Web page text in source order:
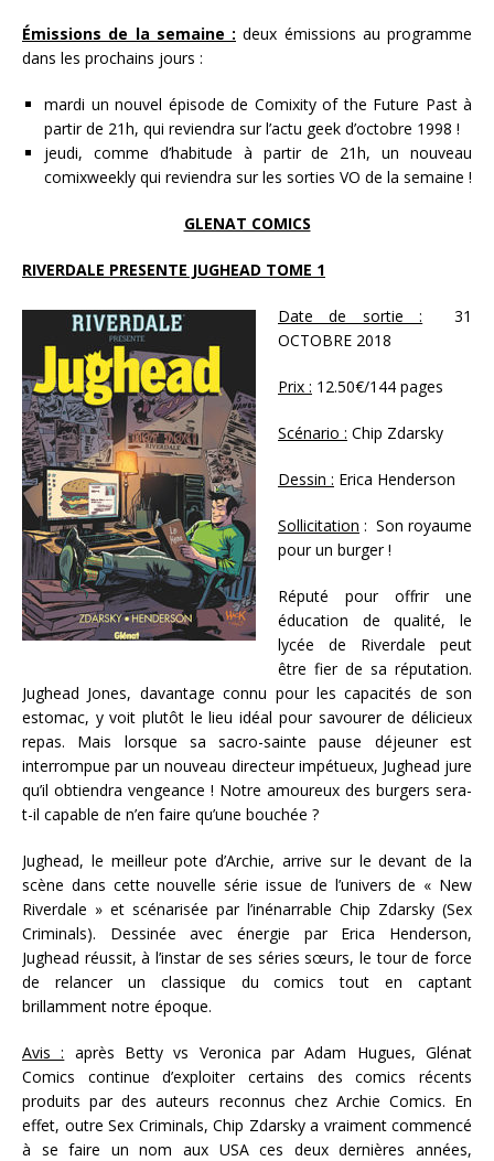
Émissions de la semaine : deux émissions au programme
dans les prochains jours :
mardi un nouvel épisode de Comixity of the Future Past à
partir de 21h, qui reviendra sur l’actu geek d’octobre 1998 !
jeudi, comme d’habitude à partir de 21h, un nouveau
comixweekly qui reviendra sur les sorties VO de la semaine !
GLENAT COMICS
RIVERDALE PRESENTE JUGHEAD TOME 1
Date de sortie : 31
OCTOBRE 2018
Prix : 12.50€/144 pages
Scénario : Chip Zdarsky
Dessin : Erica Henderson
Sollicitation : Son royaume
pour un burger !
Réputé pour offrir une
éducation de qualité, le
lycée de Riverdale peut
être fier de sa réputation.
Jughead Jones, davantage connu pour les capacités de son
estomac, y voit plutôt le lieu idéal pour savourer de délicieux
repas. Mais lorsque sa sacro-sainte pause déjeuner est
interrompue par un nouveau directeur impétueux, Jughead jure
qu’il obtiendra vengeance ! Notre amoureux des burgers sera-
t-il capable de n’en faire qu’une bouchée ?
Jughead, le meilleur pote d’Archie, arrive sur le devant de la
scène dans cette nouvelle série issue de l’univers de « New
Riverdale » et scénarisée par l’inénarrable Chip Zdarsky (Sex
Criminals). Dessinée avec énergie par Erica Henderson,
Jughead réussit, à l’instar de ses séries sœurs, le tour de force
de relancer un classique du comics tout en captant
brillamment notre époque.
Avis : après Betty vs Veronica par Adam Hugues, Glénat
Comics continue d’exploiter certains des comics récents
produits par des auteurs reconnus chez Archie Comics. En
effet, outre Sex Criminals, Chip Zdarsky a vraiment commencé
à se faire un nom aux USA ces deux dernières années,